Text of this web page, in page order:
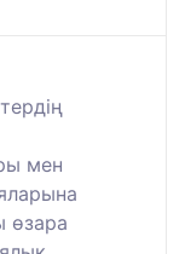
мен
өзара